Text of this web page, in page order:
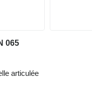
065
articulée